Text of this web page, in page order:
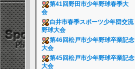
第41回野田市少年野球春季大
会
白井市春季スポーツ少年団交流
野球大会
第46回松戸市少年野球卒業記念
大会
第45回松戸市少年野球卒業記念
大会